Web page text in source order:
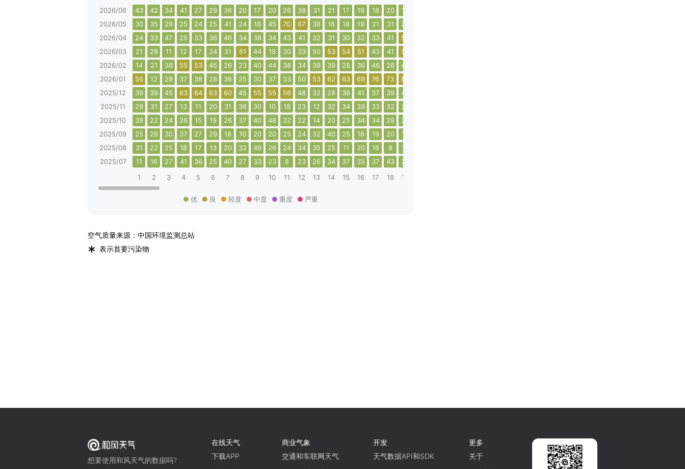
2026/06 43 42 34 41 27 29 36 20 17 20 26 38 31 21 17 19 18 20 17
2026/05
30 35 29 25 24 25 41 24 18 45 70 67 38 16 18 19 21 31 28
2026/04
24 33 47 25 33 36 46 34 38 34 43 41 32 31 30 32 33 41 55
2026/03
21 28 11 12 17 24 31 51 44 18 30 33 50 53 54 51 43 41 56
2026/02
14 21 38 55 53 45 26 23 40 44 38 34 39 39 28 36 46 28 49
2026/01
56 12 28 37 38 28 36 25 30 37 33 50 53 62 63 69 76 73 80
2025/12
39 39 45 63 64 63 60 45 55 55 56 48 32 28 36 41 37 39 47
2025/11
29 31 27 13 11 20 31 36 30 10 18 23 12 32 34 39 33 32 21
2025/10
39 22 24 26 15 19 26 37 40 48 32 22 14 20 25 34 34 29 35
2025/09
25 28 30 37 27 29 18 10 20 20 25 24 32 40 25 18 19 20 14
2025/08
31 22 25 18 17 13 20 32 49 26 24 34 35 25 11 20 16 8 12
2025/07
11 16 27 41 36 25 40 27 33 23 8 23 26 34 37 35 37 43 20
1
2 3 4 5 6 7 8 9 10 11 12 13 14 15 16 17 18 19
优 良 轻度 中度 重度 严重
空气质量来源：中国环境监测总站
* 表示首要污染物
想要使用和风天气的数据吗?
在线天气
下载APP
商业气象
交通和车联网天气
开发
天气数据API和SDK
更多
关于